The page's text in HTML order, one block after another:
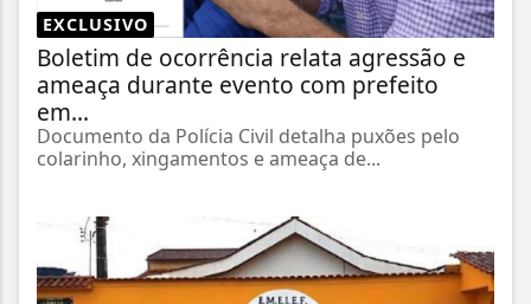
EXCLUSIVO
Boletim de ocorrência relata agressão e
ameaça durante evento com prefeito
em...
Documento da Polícia Civil detalha puxões pelo
colarinho, xingamentos e ameaça de...